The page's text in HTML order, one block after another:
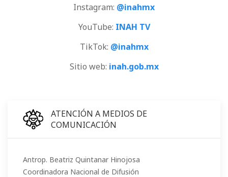
Instagram: @inahmx
YouTube: INAH TV
TikTok: @inahmx
Sitio web: inah.gob.mx
ATENCIÓN A MEDIOS DE
COMUNICACIÓN
Antrop. Beatriz Quintanar Hinojosa
Coordinadora Nacional de Difusión